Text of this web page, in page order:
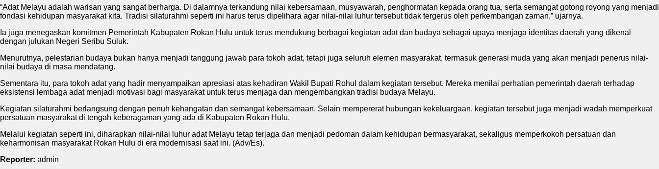
“Adat Melayu adalah warisan yang sangat berharga. Di dalamnya terkandung nilai kebersamaan, musyawarah, penghormatan kepada orang tua, serta semangat gotong royong yang menjadi
fondasi kehidupan masyarakat kita. Tradisi silaturahmi seperti ini harus terus dipelihara agar nilai-nilai luhur tersebut tidak tergerus oleh perkembangan zaman,” ujarnya.
Ia juga menegaskan komitmen Pemerintah Kabupaten Rokan Hulu untuk terus mendukung berbagai kegiatan adat dan budaya sebagai upaya menjaga identitas daerah yang dikenal
dengan julukan Negeri Seribu Suluk.
Menurutnya, pelestarian budaya bukan hanya menjadi tanggung jawab para tokoh adat, tetapi juga seluruh elemen masyarakat, termasuk generasi muda yang akan menjadi penerus nilai-
nilai budaya di masa mendatang.
Sementara itu, para tokoh adat yang hadir menyampaikan apresiasi atas kehadiran Wakil Bupati Rohul dalam kegiatan tersebut. Mereka menilai perhatian pemerintah daerah terhadap
eksistensi lembaga adat menjadi motivasi bagi masyarakat untuk terus menjaga dan mengembangkan tradisi budaya Melayu.
Kegiatan silaturahmi berlangsung dengan penuh kehangatan dan semangat kebersamaan. Selain mempererat hubungan kekeluargaan, kegiatan tersebut juga menjadi wadah memperkuat
persatuan masyarakat di tengah keberagaman yang ada di Kabupaten Rokan Hulu.
Melalui kegiatan seperti ini, diharapkan nilai-nilai luhur adat Melayu tetap terjaga dan menjadi pedoman dalam kehidupan bermasyarakat, sekaligus memperkokoh persatuan dan
keharmonisan masyarakat Rokan Hulu di era modernisasi saat ini. (Adv/Es).
Reporter: admin